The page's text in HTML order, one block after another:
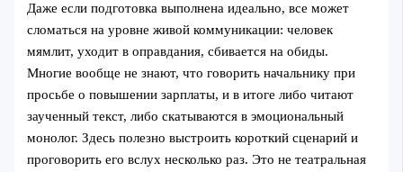
Даже если подготовка выполнена идеально, все может
сломаться на уровне живой коммуникации: человек
мямлит, уходит в оправдания, сбивается на обиды.
Многие вообще не знают, что говорить начальнику при
просьбе о повышении зарплаты, и в итоге либо читают
заученный текст, либо скатываются в эмоциональный
монолог. Здесь полезно выстроить короткий сценарий и
проговорить его вслух несколько раз. Это не театральная